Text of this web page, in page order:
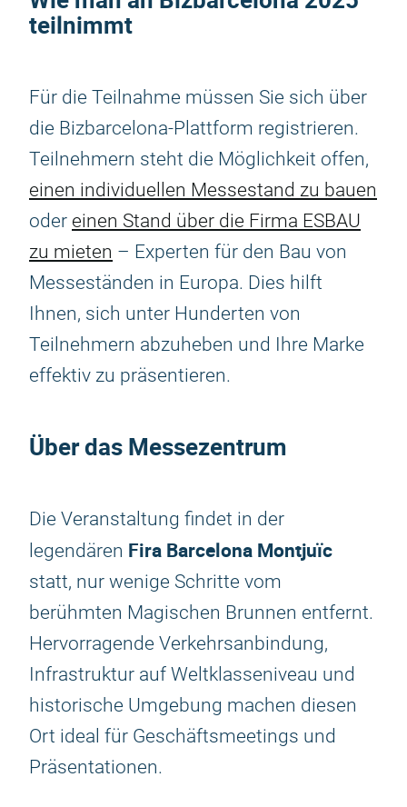
teilnimmt
Für die Teilnahme müssen Sie sich über
die Bizbarcelona-Plattform registrieren.
Teilnehmern steht die Möglichkeit offen,
einen individuellen Messestand zu bauen
oder einen Stand über die Firma ESBAU
zu mieten – Experten für den Bau von
Messeständen in Europa. Dies hilft
Ihnen, sich unter Hunderten von
Teilnehmern abzuheben und Ihre Marke
effektiv zu präsentieren.
Über das Messezentrum
Die Veranstaltung findet in der
legendären Fira Barcelona Montjuïc
statt, nur wenige Schritte vom
berühmten Magischen Brunnen entfernt.
Hervorragende Verkehrsanbindung,
Infrastruktur auf Weltklasseniveau und
historische Umgebung machen diesen
Ort ideal für Geschäftsmeetings und
Präsentationen.